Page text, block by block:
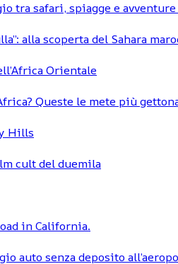
tra safari, spiagge e
alla scoperta del Sahara
Orientale
Queste le mete più
Hills
cult del duemila
in California.
auto senza deposito